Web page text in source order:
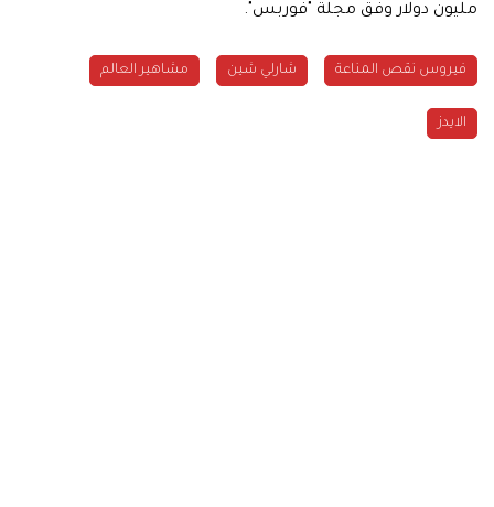
مليون دولار وفق مجلة "فوربس".
فيروس نقص المناعة شارلي شين مشاهير العالم
الايدز